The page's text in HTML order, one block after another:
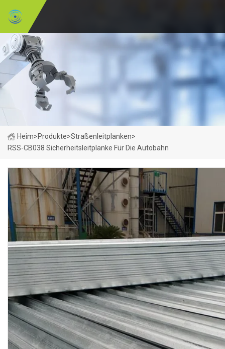
Heim>Produkte>Straßenleitplanken>
RSS-CB038 Sicherheitsleitplanke Für Die Autobahn